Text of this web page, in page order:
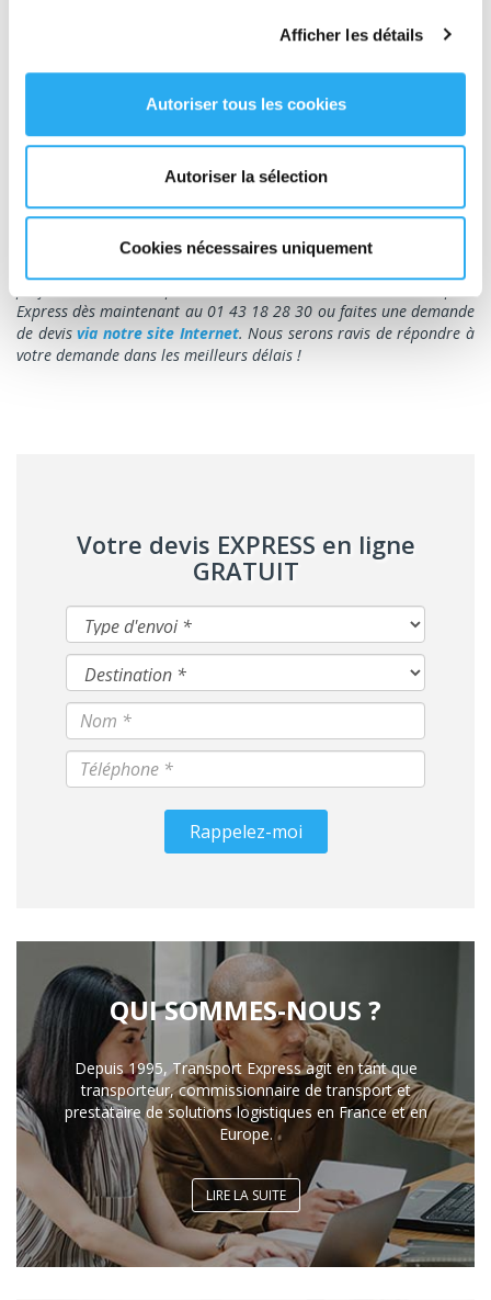
Afficher les détails
Autoriser tous les cookies
Autoriser la sélection
Cookies nécessaires uniquement
d'aller récupérer une palette de beurre chez l'un de leurs
par le client et a récupéré le beurre avant de prendre la direction
de la Bretagne pour assurer la livraison de la palette dans la
production, ce qui lui a évité des coûts et bien des tracas !
Vous recherchez un transporteur de confiance qui puisse vous
Express dès maintenant au 01 43 18 28 30 ou faites une demande
de devisvia notre site Internet. Nous serons ravis de répondre à
votre demande dans les meilleurs délais !
Votre devis EXPRESS en ligne
GRATUIT
Rappelez-moi
QUI SOMMES-NOUS ?
Depuis 1995, Transport Express agit en tant que
transporteur, commissionnaire de transport et
prestataire de solutions logistiques en France et en
Europe.
LIRE LA SUITE